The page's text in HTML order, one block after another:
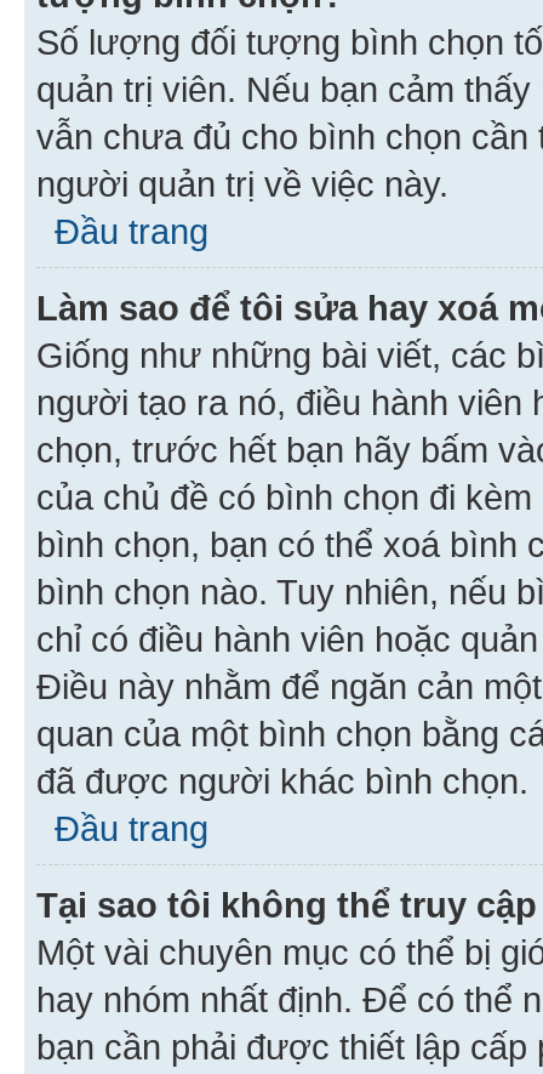
Số lượng đối tượng bình chọn
quản trị viên. Nếu bạn cảm
vẫn chưa đủ cho bình chọn
người quản trị về việc này.
Đầu trang
Làm sao để tôi sửa hay xoá
Giống như những bài viết, các
người tạo ra nó, điều hành
chọn, trước hết bạn hãy bấm
của chủ đề có bình chọn đi
bình chọn, bạn có thể xoá bình
bình chọn nào. Tuy nhiên, nếu
chỉ có điều hành viên hoặc
Điều này nhằm để ngăn cản
quan của một bình chọn bằng
đã được người khác bình chọn.
Đầu trang
Tại sao tôi không thể truy
Một vài chuyên mục có thể bị
hay nhóm nhất định. Để có thể
bạn cần phải được thiết lập